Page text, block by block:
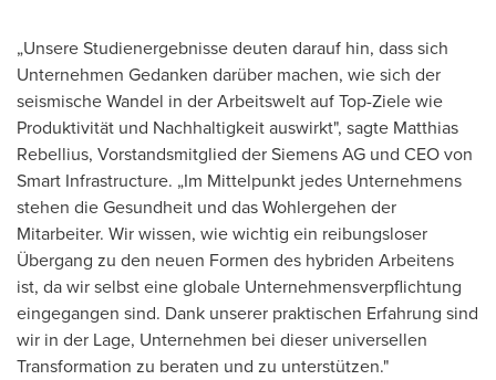
„Unsere Studienergebnisse deuten darauf hin, dass sich
Unternehmen Gedanken darüber machen, wie sich der
seismische Wandel in der Arbeitswelt auf Top-Ziele wie
Produktivität und Nachhaltigkeit auswirkt", sagte Matthias
Rebellius, Vorstandsmitglied der Siemens AG und CEO von
Smart Infrastructure. „Im Mittelpunkt jedes Unternehmens
stehen die Gesundheit und das Wohlergehen der
Mitarbeiter. Wir wissen, wie wichtig ein reibungsloser
Übergang zu den neuen Formen des hybriden Arbeitens
ist, da wir selbst eine globale Unternehmensverpflichtung
eingegangen sind. Dank unserer praktischen Erfahrung sind
wir in der Lage, Unternehmen bei dieser universellen
Transformation zu beraten und zu unterstützen."